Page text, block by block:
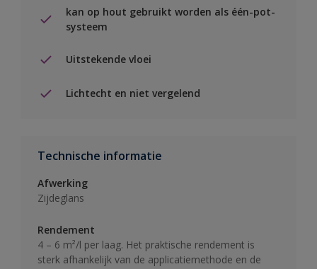
kan op hout gebruikt worden als één-pot-
systeem
Uitstekende vloei
Lichtecht en niet vergelend
Technische informatie
Afwerking
Zijdeglans
Rendement
4 – 6 m²/l per laag. Het praktische rendement is
sterk afhankelijk van de applicatiemethode en de